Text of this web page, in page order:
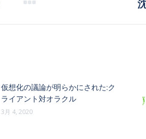
仮想化の議論が明らかにされた:ク
ライアント対オラクル
3月 4, 2020